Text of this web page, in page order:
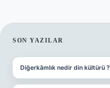
SIDEBAR
SON YAZILAR
Diğerkâmlık nedir din kültürü ?